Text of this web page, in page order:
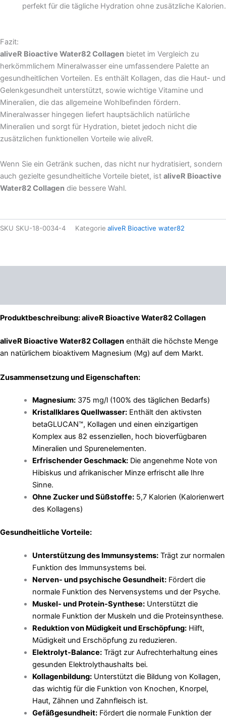
perfekt für die tägliche Hydration ohne zusätzliche Kalorien.
Fazit:
aliveR Bioactive Water82 Collagen bietet im Vergleich zu
herkömmlichem Mineralwasser eine umfassendere Palette an
gesundheitlichen Vorteilen. Es enthält Kollagen, das die Haut- und
Gelenkgesundheit unterstützt, sowie wichtige Vitamine und
Mineralien, die das allgemeine Wohlbefinden fördern.
Mineralwasser hingegen liefert hauptsächlich natürliche
Mineralien und sorgt für Hydration, bietet jedoch nicht die
zusätzlichen funktionellen Vorteile wie aliveR.
Wenn Sie ein Getränk suchen, das nicht nur hydratisiert, sondern
auch gezielte gesundheitliche Vorteile bietet, ist aliveR Bioactive
Water82 Collagen die bessere Wahl.
SKU SKU-18-0034-4 Kategorie aliveR Bioactive water82
Produktbeschreibung: aliveR Bioactive Water82 Collagen
aliveR Bioactive Water82 Collagen enthält die höchste Menge
an natürlichem bioaktivem Magnesium (Mg) auf dem Markt.
Zusammensetzung und Eigenschaften:
Magnesium:375 mg/l (100% des täglichen Bedarfs)
Kristallklares Quellwasser:Enthält den aktivsten
betaGLUCAN™, Kollagen und einen einzigartigen
Komplex aus 82 essenziellen, hoch bioverfügbaren
Mineralien und Spurenelementen.
Erfrischender Geschmack:Die angenehme Note von
Hibiskus und afrikanischer Minze erfrischt alle Ihre
Sinne.
Ohne Zucker und Süßstoffe:5,7 Kalorien (Kalorienwert
des Kollagens)
Gesundheitliche Vorteile:
Unterstützung des Immunsystems:Trägt zur normalen
Funktion des Immunsystems bei.
Nerven- und psychische Gesundheit:Fördert die
normale Funktion des Nervensystems und der Psyche.
Muskel- und Protein-Synthese:Unterstützt die
normale Funktion der Muskeln und die Proteinsynthese.
Reduktion von Müdigkeit und Erschöpfung:Hilft,
Müdigkeit und Erschöpfung zu reduzieren.
Elektrolyt-Balance:Trägt zur Aufrechterhaltung eines
gesunden Elektrolythaushalts bei.
Kollagenbildung:Unterstützt die Bildung von Kollagen,
das wichtig für die Funktion von Knochen, Knorpel,
Haut, Zähnen und Zahnfleisch ist.
Gefäßgesundheit:Fördert die normale Funktion der